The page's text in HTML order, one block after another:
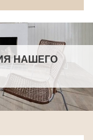
НАШЕГО